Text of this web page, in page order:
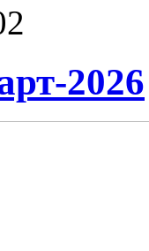
2026